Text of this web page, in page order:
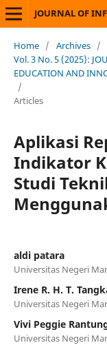
Home / Archives /
Vol. 3 No. 5 (2025):
EDUCATION AND
/
Articles
Aplikasi
Indikator
Studi
aldi patara
Universitas Negeri
Irene R. H. T.
Universitas Negeri
Vivi Peggie
Universitas Negeri